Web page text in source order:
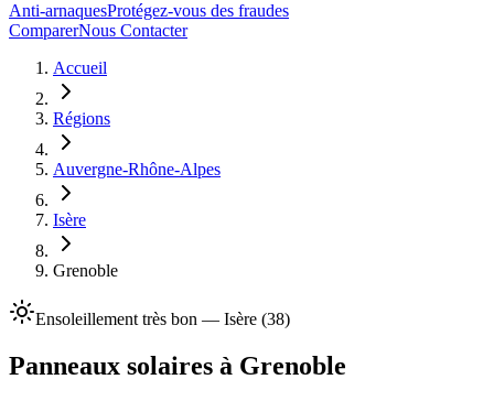
Anti-arnaquesProtégez-vous des fraudes
ComparerNous Contacter
Accueil
Régions
Auvergne-Rhône-Alpes
Isère
Grenoble
Ensoleillement très bon — Isère (38)
Panneaux solaires à Grenoble